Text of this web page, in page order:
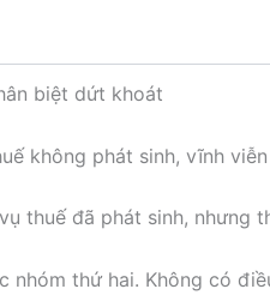
biệt dứt khoát
không phát sinh, vĩnh
thuế đã phát sinh, nhưng
nhóm thứ hai. Không có